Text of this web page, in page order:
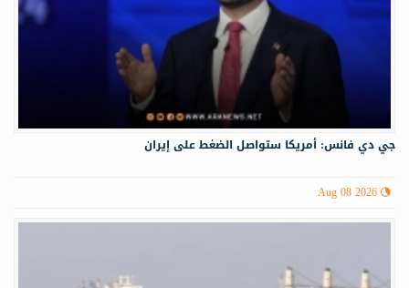
جي دي فانس: أمريكا ستواصل الضغط على إيران
Aug 08 2026